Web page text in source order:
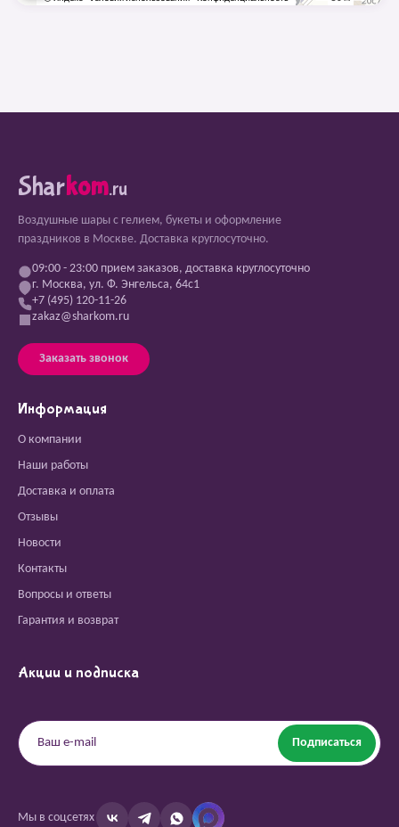
Sharkom.ru
Воздушные шары с гелием, букеты и оформление
праздников в Москве. Доставка круглосуточно.
09:00 - 23:00 прием заказов, доставка круглосуточно
г. Москва, ул. Ф. Энгельса, 64с1
+7 (495) 120-11-26
zakaz@sharkom.ru
Заказать звонок
Информация
О компании
Наши работы
Доставка и оплата
Отзывы
Новости
Контакты
Вопросы и ответы
Гарантия и возврат
Акции и подписка
Подписаться
Мы в соцсетях